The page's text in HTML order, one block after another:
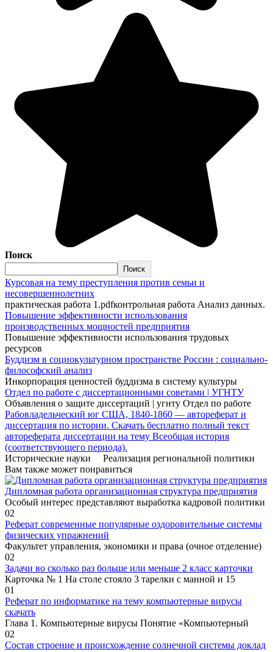
Поиск
Поиск
Курсовая на тему преступления против семьи и
несовершеннолетних
практическая работа 1.pdfконтрольная работа Анализ данных.
Повышение эффективности использования
производственных мощностей предприятия
Повышение эффективности использования трудовых
ресурсов
Буддизм в социокультурном пространстве России : социально-
философский анализ
Инкорпорация ценностей буддизма в систему культуры
Отдел по работе с диссертационными советами | УГНТУ
Объявления о защите диссертаций | угнту Отдел по работе
Рабовладельческий юг США, 1840-1860 — автореферат и
диссертация по истории. Скачать бесплатно полный текст
автореферата диссертации на тему Всеобщая история
(соответствующего периода).
Исторические науки Реализация региональной политики
Вам также может понравиться
Дипломная работа организационная структура предприятия
Особый интерес представляют выработка кадровой политики
02
Реферат современные популярные оздоровительные системы
физических упражнений
Факультет управления, экономики и права (очное отделение)
02
Задачи во сколько раз больше или меньше 2 класс карточки
Карточка № 1 На столе стояло 3 тарелки с манной и 15
01
Реферат по информатике на тему компьютерные вирусы
скачать
Глава 1. Компьютерные вирусы Понятие «Компьютерный
02
Состав строение и происхождение солнечной системы доклад